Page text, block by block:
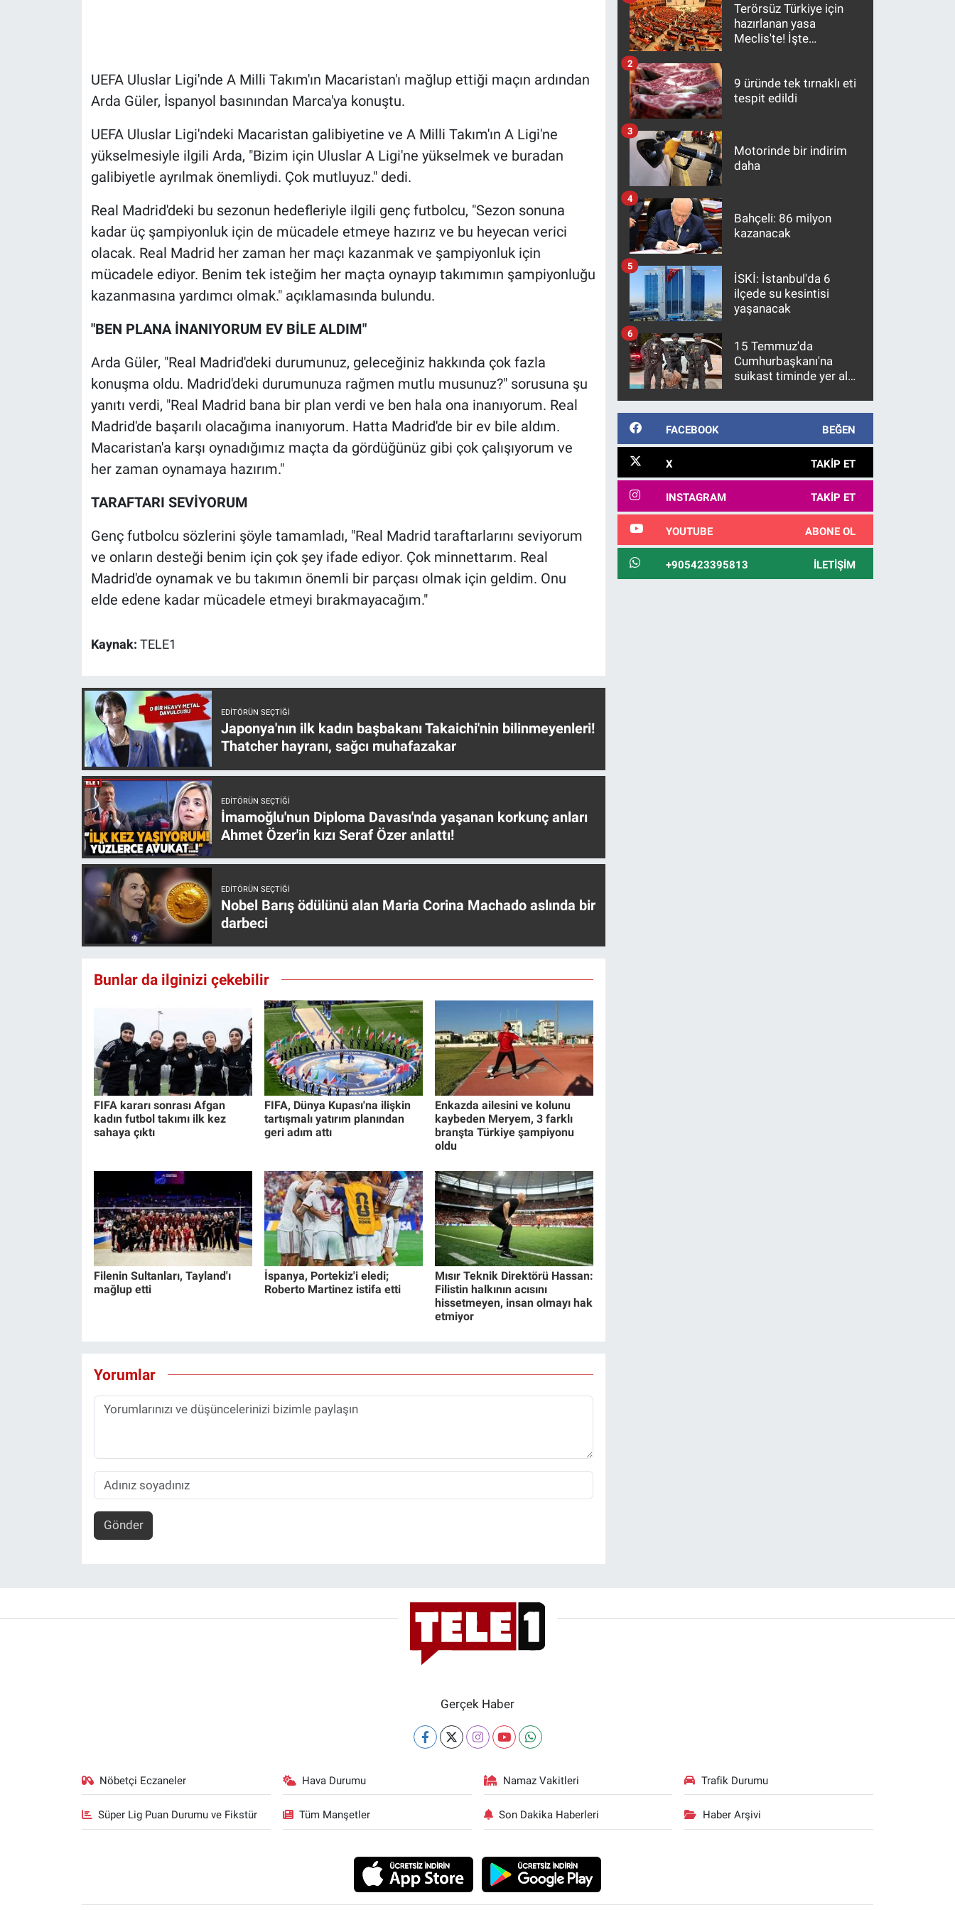
UEFA Uluslar Ligi'nde A Milli Takım'ın Macaristan'ı mağlup ettiği maçın ardından
Arda Güler, İspanyol basınından Marca'ya konuştu.
UEFA Uluslar Ligi'ndeki Macaristan galibiyetine ve A Milli Takım'ın A Ligi'ne
yükselmesiyle ilgili Arda, "Bizim için Uluslar A Ligi'ne yükselmek ve buradan
galibiyetle ayrılmak önemliydi. Çok mutluyuz." dedi.
Real Madrid'deki bu sezonun hedefleriyle ilgili genç futbolcu, "Sezon sonuna
kadar üç şampiyonluk için de mücadele etmeye hazırız ve bu heyecan verici
olacak. Real Madrid her zaman her maçı kazanmak ve şampiyonluk için
mücadele ediyor. Benim tek isteğim her maçta oynayıp takımımın şampiyonluğu
kazanmasına yardımcı olmak." açıklamasında bulundu.
"BEN PLANA İNANIYORUM EV BİLE ALDIM"
Arda Güler, "Real Madrid'deki durumunuz, geleceğiniz hakkında çok fazla
konuşma oldu. Madrid'deki durumunuza rağmen mutlu musunuz?" sorusuna şu
yanıtı verdi, "Real Madrid bana bir plan verdi ve ben hala ona inanıyorum. Real
Madrid'de başarılı olacağıma inanıyorum. Hatta Madrid'de bir ev bile aldım.
Macaristan'a karşı oynadığımız maçta da gördüğünüz gibi çok çalışıyorum ve
her zaman oynamaya hazırım."
TARAFTARI SEVİYORUM
Genç futbolcu sözlerini şöyle tamamladı, "Real Madrid taraftarlarını seviyorum
ve onların desteği benim için çok şey ifade ediyor. Çok minnettarım. Real
Madrid'de oynamak ve bu takımın önemli bir parçası olmak için geldim. Onu
elde edene kadar mücadele etmeyi bırakmayacağım."
Kaynak: TELE1
EDITÖRÜN SEÇTIĞI
Japonya'nın ilk kadın başbakanı Takaichi'nin bilinmeyenleri!
Thatcher hayranı, sağcı muhafazakar
EDITÖRÜN SEÇTIĞI
İmamoğlu'nun Diploma Davası'nda yaşanan korkunç anları
Ahmet Özer'in kızı Seraf Özer anlattı!
EDITÖRÜN SEÇTIĞI
Nobel Barış ödülünü alan Maria Corina Machado aslında bir
darbeci
Bunlar da ilginizi çekebilir
FIFA kararı sonrası Afgan
kadın futbol takımı ilk kez
sahaya çıktı
FIFA, Dünya Kupası'na ilişkin
tartışmalı yatırım planından
geri adım attı
Enkazda ailesini ve kolunu
kaybeden Meryem, 3 farklı
branşta Türkiye şampiyonu
oldu
Filenin Sultanları, Tayland'ı
mağlup etti
İspanya, Portekiz'i eledi;
Roberto Martinez istifa etti
Mısır Teknik Direktörü Hassan:
Filistin halkının acısını
hissetmeyen, insan olmayı hak
etmiyor
Yorumlar
Gönder
Terörsüz Türkiye için
hazırlanan yasa
Meclis'te! İşte
9 üründe tek tırnaklı eti
tespit edildi
2
Motorinde bir indirim
daha
3
Bahçeli: 86 milyon
kazanacak
4
İSKİ: İstanbul'da 6
ilçede su kesintisi
yaşanacak
5
15 Temmuz'da
Cumhurbaşkanı'na
suikast timinde yer alan
10 yıl sonra yakalandı
6
FACEBOOK BEĞEN
X TAKIP ET
INSTAGRAM TAKIP ET
YOUTUBE ABONE OL
+905423395813 İLETIŞIM
Gerçek Haber
Nöbetçi Eczaneler Hava Durumu Namaz Vakitleri Trafik Durumu
Süper Lig Puan Durumu ve Fikstür Tüm Manşetler Son Dakika Haberleri Haber Arşivi
Koronavirüs
Kültür Sanat
Ne demişti
Türkiye'nin Geleceği
Türkiye'nin Gündemi
Yerel Yaşam
Canlı Yayın